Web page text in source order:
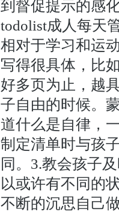
到督促提示的感
todolist成人每天
相对于学习和运
写得很具体，比
好多页为止，越
子自由的时候。
道什么是自律，
制定清单时与孩
同。3.教会孩子
以或许有不同的
不断的沉思自己